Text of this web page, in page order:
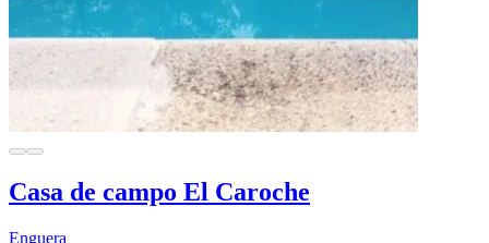
Casa de campo El Caroche
Enguera